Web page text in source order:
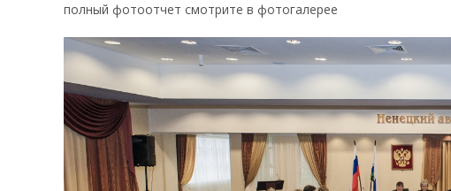
полный фотоотчет смотрите в фотогалерее